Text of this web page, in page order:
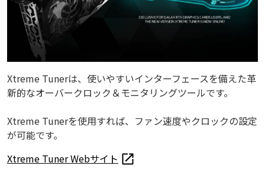
Xtreme Tunerは、使いやすいインターフェースを備えた革
新的なオーバークロック＆モニタリングツールです。
Xtreme Tunerを使用すれば、ファン速度やクロックの設定
が可能です。
Xtreme Tuner Webサイト